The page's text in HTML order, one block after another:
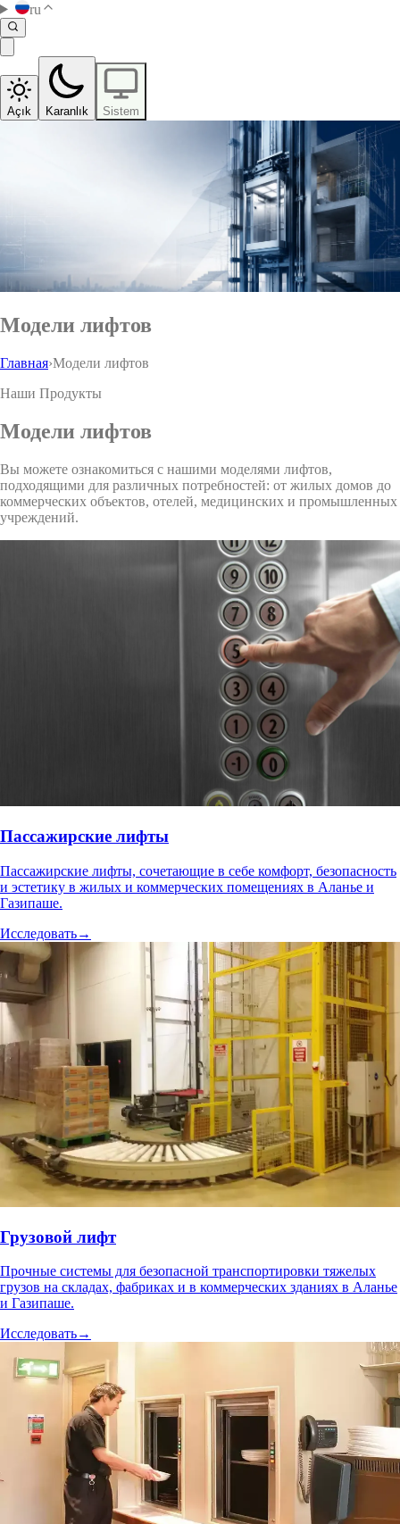
ru
Açık Karanlık Sistem
Модели лифтов
Главная›Модели лифтов
Наши Продукты
Модели лифтов
Вы можете ознакомиться с нашими моделями лифтов,
подходящими для различных потребностей: от жилых домов до
коммерческих объектов, отелей, медицинских и промышленных
учреждений.
Пассажирские лифты
Пассажирские лифты, сочетающие в себе комфорт, безопасность
и эстетику в жилых и коммерческих помещениях в Аланье и
Газипаше.
Исследовать→
Грузовой лифт
Прочные системы для безопасной транспортировки тяжелых
грузов на складах, фабриках и в коммерческих зданиях в Аланье
и Газипаше.
Исследовать→